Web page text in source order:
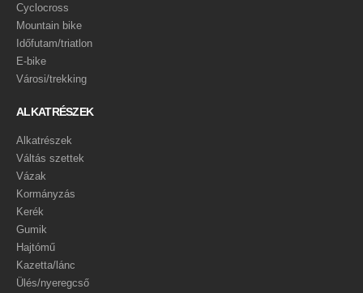
Cyclocross
Mountain bike
Időfutam/triatlon
E-bike
Városi/trekking
ALKATRÉSZEK
Alkatrészek
Váltás szettek
Vázak
Kormányzás
Kerék
Gumik
Hajtómű
Kazetta/lánc
Ülés/nyeregcső